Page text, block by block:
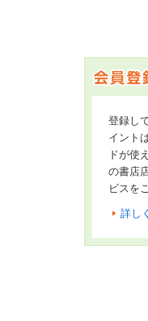
登録し
イント
ドが使
の書店
ビスを
詳し